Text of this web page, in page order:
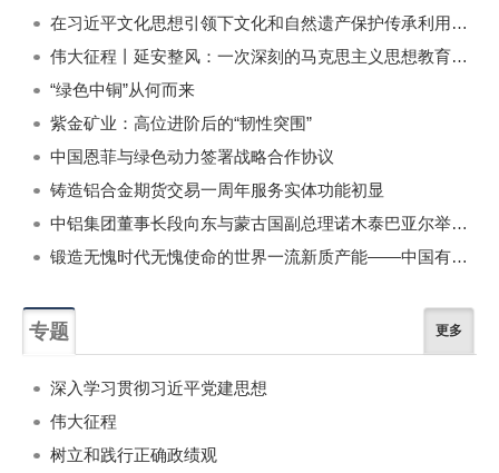
在习近平文化思想引领下文化和自然遗产保护传承利用工作开创新局面
伟大征程丨延安整风：一次深刻的马克思主义思想教育运动
“绿色中铜”从何而来
紫金矿业：高位进阶后的“韧性突围”
中国恩菲与绿色动力签署战略合作协议
铸造铝合金期货交易一周年服务实体功能初显
中铝集团董事长段向东与蒙古国副总理诺木泰巴亚尔举行会谈
锻造无愧时代无愧使命的世界一流新质产能——中国有色金属工业的战略应对与破局之道（二）
专题 更多
深入学习贯彻习近平党建思想
伟大征程
树立和践行正确政绩观